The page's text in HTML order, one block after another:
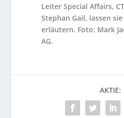
Leiter Special Affairs,
Stephan Gail, lassen
erläutern. Foto: Mark
AG.
AKTIE: